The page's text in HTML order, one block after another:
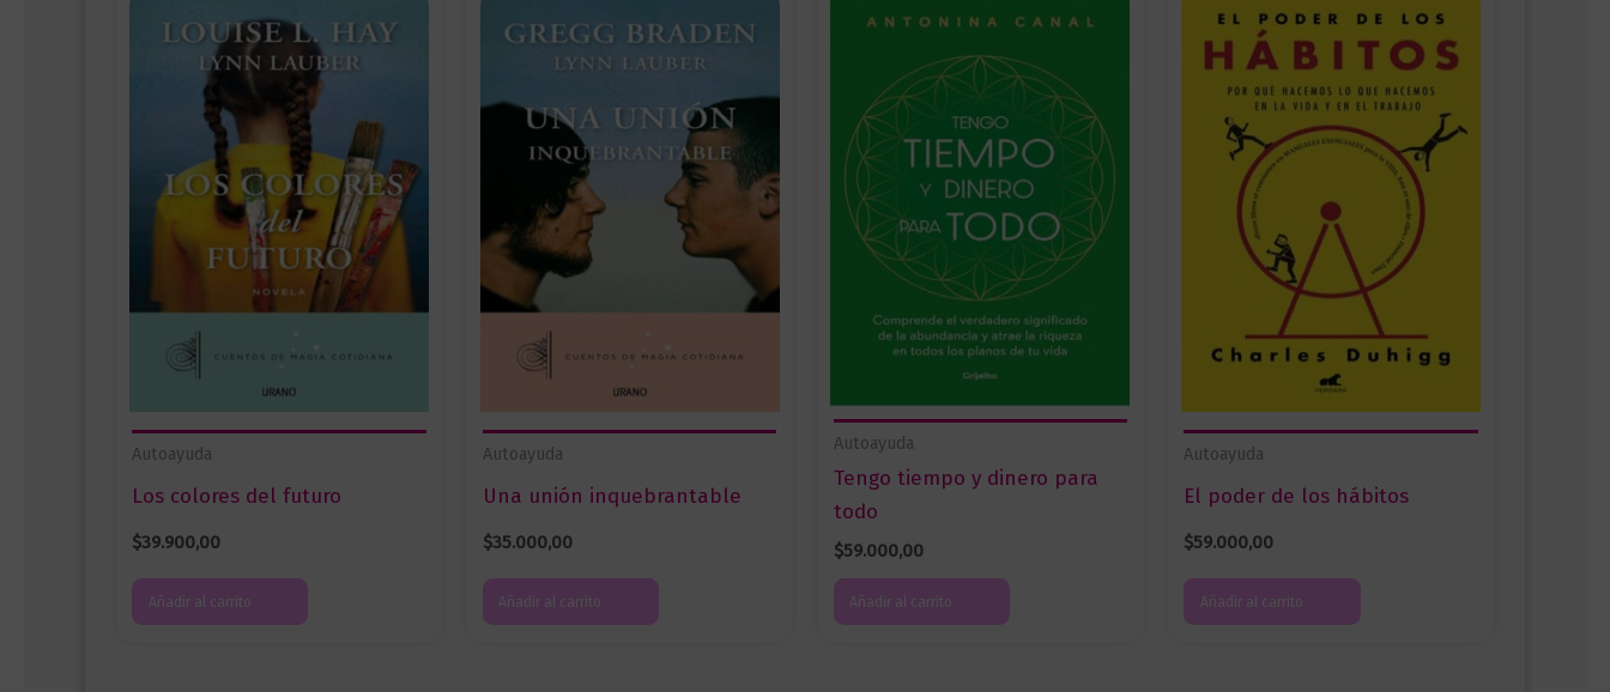
Autoayuda
Los colores del futuro
$39.900,00
Añadir al carrito
Autoayuda
Una unión inquebrantable
$35.000,00
Añadir al carrito
Autoayuda
Tengo tiempo y dinero para
todo
$59.000,00
Añadir al carrito
Autoayuda
El poder de los hábitos
$59.000,00
Añadir al carrito